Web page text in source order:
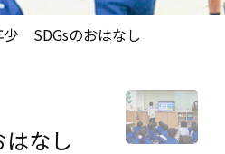
少 SDGsのおはなし
なし